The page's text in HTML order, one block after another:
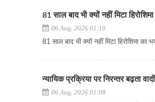
81 साल बाद भी क्यों नहीं मिटा
06 Aug, 2026 01:10
81 साल बाद भी क्यों नहीं मिटा हिरोशिमा का
न्यायिक प्रक्रिया पर निरन्तर बढ़ता
06 Aug, 2026 01:08